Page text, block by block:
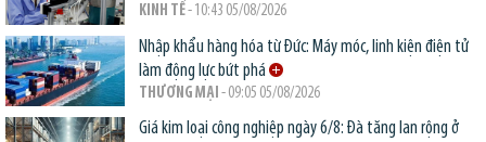
KINH TẾ- 10:43 05/08/2026
Nhập khẩu hàng hóa từ Đức: Máy móc, linh kiện điện tử
làm động lực bứt phá
THƯƠNG MẠI - 09:05 05/08/2026
Giá kim loại công nghiệp ngày 6/8: Đà tăng lan rộng ở